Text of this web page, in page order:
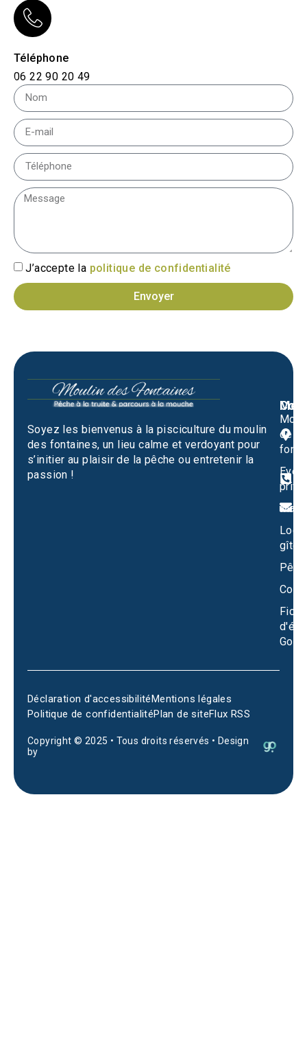
J’accepte la politique de confidentialité
Envoyer
Téléphone
06 22 90 20 49
Soyez les bienvenus à la pisciculture du moulin
des fontaines, un lieu calme et verdoyant pour
s’initier au plaisir de la pêche ou entretenir la
passion !
des
privé
gîtes
Fiche
Copyright © 2025 • Tous droits réservés • Design
by
Déclaration d'accessibilitéMentions légales
Politique de confidentialitéPlan de siteFlux RSS